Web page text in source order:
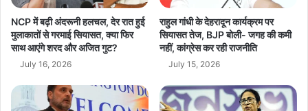
Suvendu Adhikari West Bengal BJP
west-bengal-politics
C
M
ब
न
प
ता
ओं
के
बी
बा
NCP में बढ़ी अंदरूनी हलचल, देर रात हुई
मुलाकातों से गरमाई सियासत, क्या फिर
साथ आएंगे शरद और अजित गुट?
July 16, 2026
राहुल गांधी के देहरादून कार्यक्रम पर
सियासत तेज, BJP बोली- जगह की कमी
नहीं, कांग्रेस कर रही राजनीति
July 15, 2026